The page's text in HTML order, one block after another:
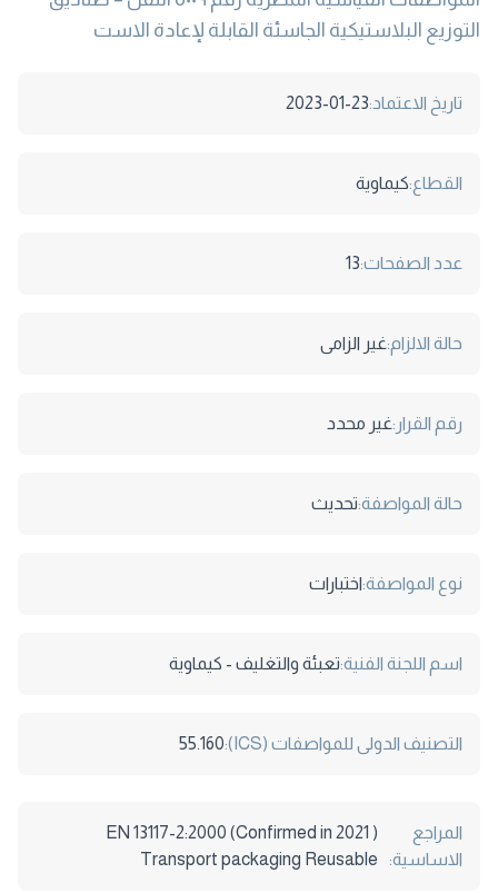
التوزیع البلاستيكية الجاسئة القابلة لإعادة الاست
تاريخ الاعتماد:2023-01-23
القطاع:كيماوية
عدد الصفحات:13
حالة الالزام:غير الزامى
رقم القرار:غير محدد
حالة المواصفة:تحديث
نوع المواصفة:اختبارات
اسم اللجنة الفنية:تعبئة والتغليف - كيماوية
التصنيف الدولى للمواصفات (ICS): 55.160
المراجع
الاساسية:
EN 13117-2:2000 (Confirmed in 2021 )
Transport packaging Reusable